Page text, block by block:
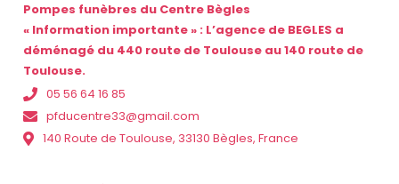
Pompes funèbres du Centre Bègles
« Information importante » : L’agence de BEGLES a
déménagé du 440 route de Toulouse au 140 route de
Toulouse.
05 56 64 16 85
pfducentre33@gmail.com
140 Route de Toulouse, 33130 Bègles, France